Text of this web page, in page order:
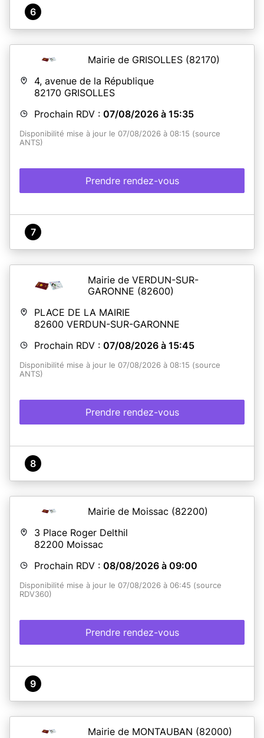
6
Mairie de GRISOLLES (82170)
4, avenue de la République
82170 GRISOLLES
Prochain RDV : 07/08/2026 à 15:35
Disponibilité mise à jour le 07/08/2026 à 08:15 (source
ANTS)
Prendre rendez-vous
7
Mairie de VERDUN-SUR-
GARONNE (82600)
PLACE DE LA MAIRIE
82600 VERDUN-SUR-GARONNE
Prochain RDV : 07/08/2026 à 15:45
Disponibilité mise à jour le 07/08/2026 à 08:15 (source
ANTS)
Prendre rendez-vous
8
Mairie de Moissac (82200)
3 Place Roger Delthil
82200 Moissac
Prochain RDV : 08/08/2026 à 09:00
Disponibilité mise à jour le 07/08/2026 à 06:45 (source
RDV360)
Prendre rendez-vous
9
Mairie de MONTAUBAN (82000)